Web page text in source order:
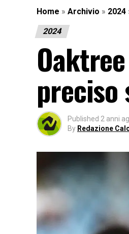
Home » Archivio » 2024
2024
Published 2 anni
By Redazione